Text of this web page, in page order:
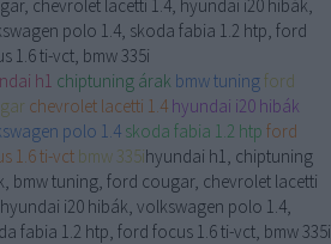
chevrolet lacetti 1.4, hyundai i20 hibák,
polo 1.4, skoda fabia 1.2 htp, ford
1.6 ti-vct, bmw 335i
h1 chiptuning árak bmw tuningford
chevrolet lacetti 1.4 hyundai i20 hibák
polo 1.4 skoda fabia 1.2 htp ford
1.6 ti-vct bmw 335ihyundai h1, chiptuning
bmw tuning, ford cougar, chevrolet lacetti
i20 hibák, volkswagen polo 1.4,
fabia 1.2 htp, ford focus 1.6 ti-vct, bmw 335i